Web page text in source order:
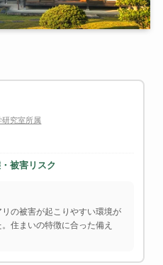
究室所属
被害リスク
の被害が起こりやすい環境が
住まいの特徴に合った備え